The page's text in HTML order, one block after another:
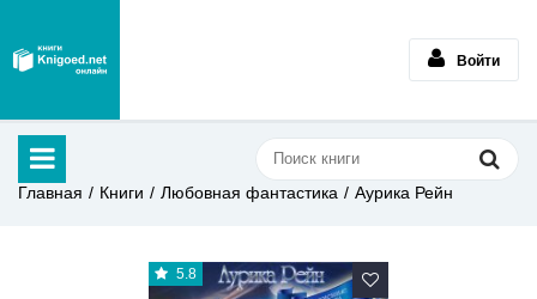
Войти
Главная Книги Любовная фантастика Аурика Рейн
5.8